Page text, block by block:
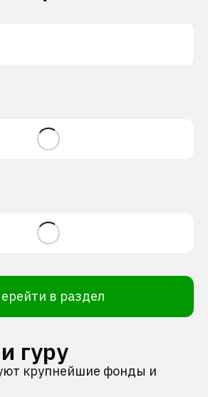
в раздел
гуру
крупнейшие фонды и